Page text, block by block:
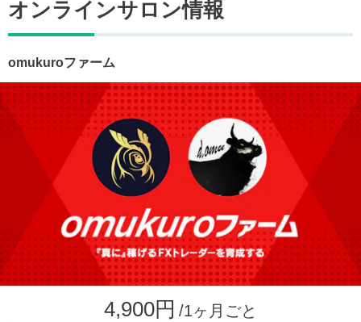
オンラインサロン情報
omukuroファーム
4,900円 /1ヶ月ごと